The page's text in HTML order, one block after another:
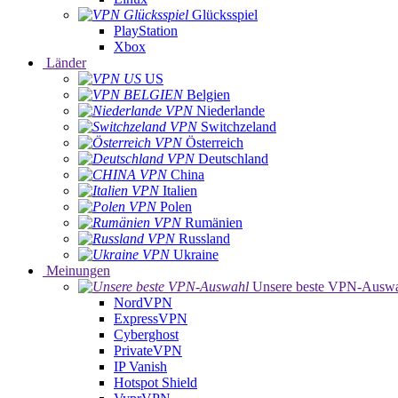
Glücksspiel
PlayStation
Xbox
Länder
US
Belgien
Niederlande
Switchzeland
Österreich
Deutschland
China
Italien
Polen
Rumänien
Russland
Ukraine
Meinungen
Unsere beste VPN-
NordVPN
ExpressVPN
Cyberghost
PrivateVPN
IP Vanish
Hotspot Shield